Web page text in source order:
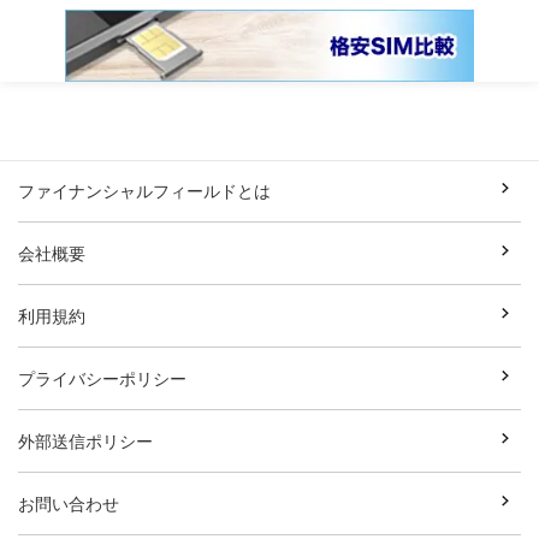
ファイナンシャルフィールドとは
会社概要
利用規約
プライバシーポリシー
外部送信ポリシー
お問い合わせ